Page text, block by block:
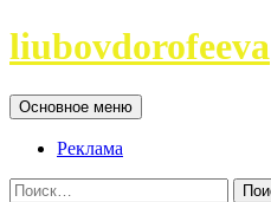
Перейти
к
liubovdorofeeva
Поиск
Основное меню
Реклама
Найти: